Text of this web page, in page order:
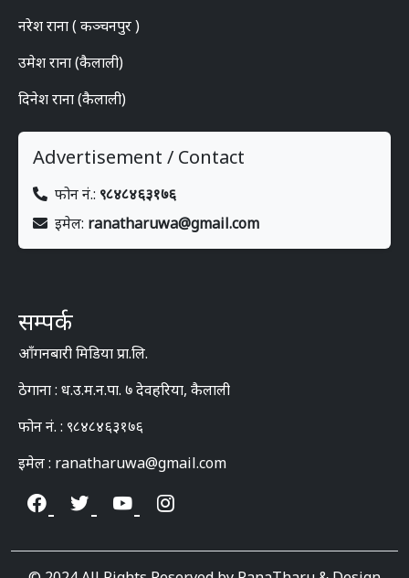
नरेश राना ( कञ्चनपुर )
उमेश राना (कैलाली)
दिनेश राना (कैलाली)
Advertisement / Contact
फोन नं.: ९८४८४६३१७६
इमेल: ranatharuwa@gmail.com
सम्पर्क
आँगनबारी मिडिया प्रा.लि.
ठेगाना : ध.उ.म.न.पा. ७ देवहरिया, कैलाली
फोन नं. : ९८४८४६३१७६
इमेल : ranatharuwa@gmail.com